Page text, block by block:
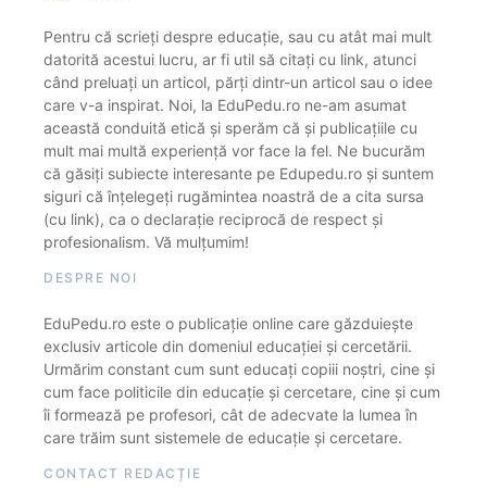
Pentru că scrieți despre educație, sau cu atât mai mult
datorită acestui lucru, ar fi util să citați cu link, atunci
când preluați un articol, părți dintr-un articol sau o idee
care v-a inspirat. Noi, la EduPedu.ro ne-am asumat
această conduită etică și sperăm că și publicațiile cu
mult mai multă experiență vor face la fel. Ne bucurăm
că găsiți subiecte interesante pe Edupedu.ro și suntem
siguri că înțelegeți rugămintea noastră de a cita sursa
(cu link), ca o declarație reciprocă de respect și
profesionalism. Vă mulțumim!
DESPRE NOI
EduPedu.ro este o publicație online care găzduiește
exclusiv articole din domeniul educației și cercetării.
Urmărim constant cum sunt educați copiii noștri, cine și
cum face politicile din educație și cercetare, cine și cum
îi formează pe profesori, cât de adecvate la lumea în
care trăim sunt sistemele de educație și cercetare.
CONTACT REDACȚIE